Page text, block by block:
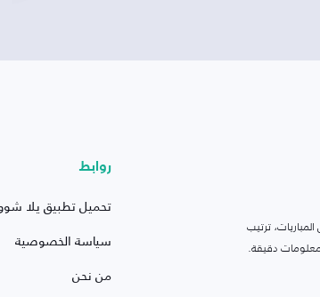
ترتيب
دقيقة.
روابط
تحميل تطبيق يلا
سياسة الخصوصية
من نحن